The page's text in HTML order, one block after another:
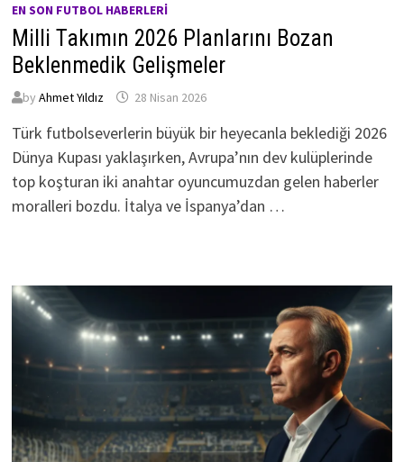
EN SON FUTBOL HABERLERI
Milli Takımın 2026 Planlarını Bozan
Beklenmedik Gelişmeler
by Ahmet Yıldız 28 Nisan 2026
Türk futbolseverlerin büyük bir heyecanla beklediği 2026
Dünya Kupası yaklaşırken, Avrupa’nın dev kulüplerinde
top koşturan iki anahtar oyuncumuzdan gelen haberler
moralleri bozdu. İtalya ve İspanya’dan …